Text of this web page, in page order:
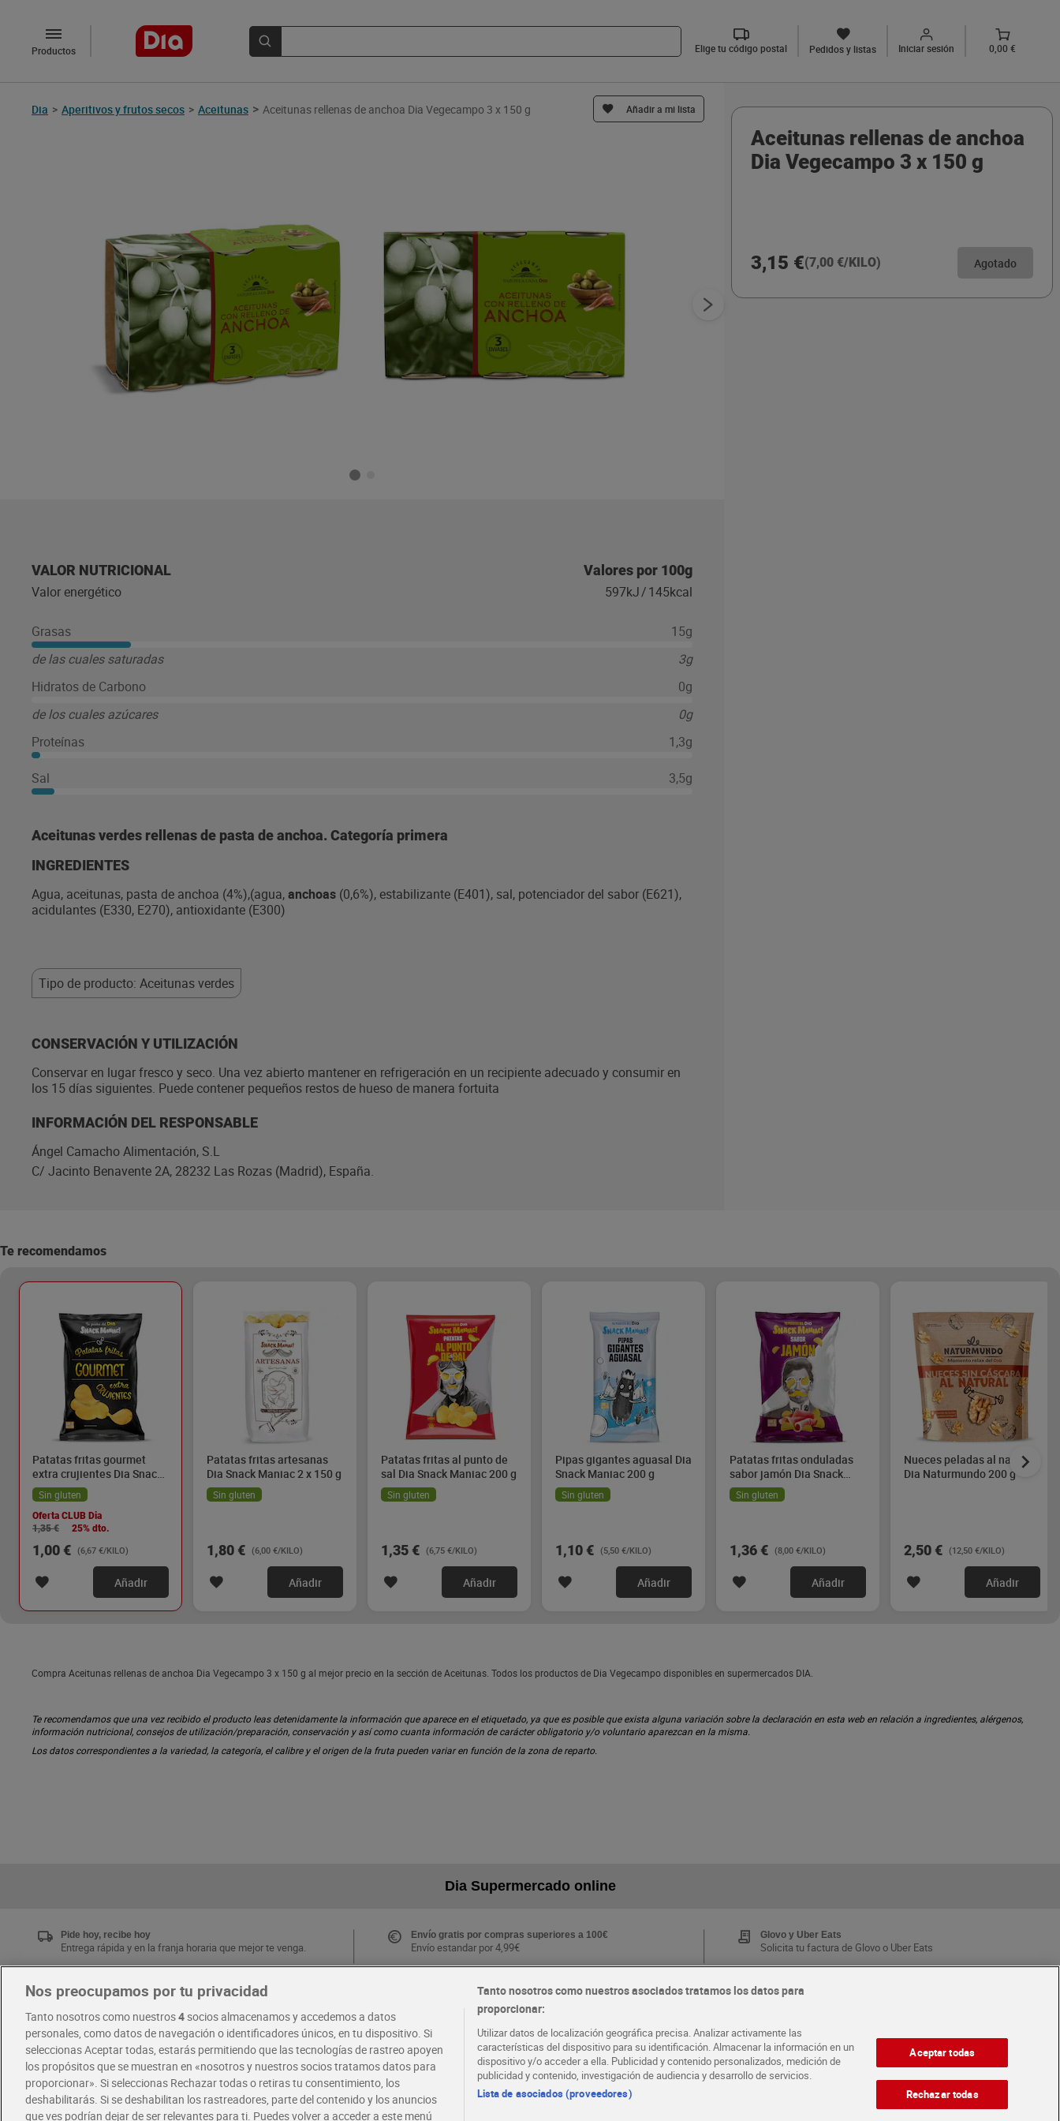
Productos Elige tu código postal Pedidos y listas Iniciar sesión 0,00 €
Dia > Aperitivos y frutos secos > Aceitunas > Aceitunas rellenas de anchoa Dia Vegecampo 3 x 150 g Añadir a mi lista
VALOR NUTRICIONAL Valores por 100g
Valor energético 597kJ/145kcal
Grasas
15g
de las cuales saturadas
3g
Hidratos de Carbono
0g
de los cuales azúcares
0g
Proteínas
1,3g
Sal 3,5g
Aceitunas verdes rellenas de pasta de anchoa. Categoría primera
INGREDIENTES
Agua, aceitunas, pasta de anchoa (4%),(agua,anchoas (0,6%), estabilizante (E401), sal, potenciador del sabor (E621),
acidulantes (E330, E270), antioxidante (E300)
Tipo de producto: Aceitunas verdes
CONSERVACIÓN Y UTILIZACIÓN
Conservar en lugar fresco y seco. Una vez abierto mantener en refrigeración en un recipiente adecuado y consumir en
los 15 días siguientes. Puede contener pequeños restos de hueso de manera fortuita
INFORMACIÓN DEL RESPONSABLE
Ángel Camacho Alimentación, S.L
C/ Jacinto Benavente 2A, 28232 Las Rozas (Madrid), España.
Aceitunas rellenas de anchoa
Dia Vegecampo 3 x 150 g
3,15 €(7,00 €/KILO) Agotado
Te recomendamos
Patatas fritas gourmet
extra crujientes Dia Snack
Maniac 150 g
Sin gluten
Oferta CLUB Dia
1,35 €
25% dto.
1,00 € (6,67 €/KILO)
Añadir
Patatas fritas artesanas
Dia Snack Maniac 2 x 150 g
Sin gluten
1,80 € (6,00 €/KILO)
Añadir
Patatas fritas al punto de
sal Dia Snack Maniac 200 g
Sin gluten
1,35 € (6,75 €/KILO)
Añadir
Pipas gigantes aguasal Dia
Snack Maniac 200 g
Sin gluten
1,10 € (5,50 €/KILO)
Añadir
Patatas fritas onduladas
sabor jamón Dia Snack
Maniac 170 g
Sin gluten
1,36 € (8,00 €/KILO)
Añadir
Nueces peladas al natural
Dia Naturmundo 200 g
2,50 € (12,50 €/KILO)
Añadir
Compra Aceitunas rellenas de anchoa Dia Vegecampo 3 x 150 g al mejor precio en la sección de Aceitunas. Todos los productos de Dia Vegecampo disponibles en supermercados DIA.
Te recomendamos que una vez recibido el producto leas detenidamente la información que aparece en el etiquetado, ya que es posible que exista alguna variación sobre la declaración en esta web en relación a ingredientes, alérgenos,
información nutricional, consejos de utilización/preparación, conservación y así como cuanta información de carácter obligatorio y/o voluntario aparezcan en la misma.
Los datos correspondientes a la variedad, la categoría, el calibre y el origen de la fruta pueden variar en función de la zona de reparto.
Dia Supermercado online
Pide hoy, recibe hoy
Entrega rápida y en la franja horaria que mejor te venga.
Envío gratis por compras superiores a 100€
Envío estandar por 4,99€
Glovo y Uber Eats
Solicita tu factura de Glovo o Uber Eats
Disfruta las ventajas y ofertas exclusivas.
Descárgate la APP Dia
Folletos y Tiendas
cercana
¡Solicita tu tarjeta de crédito aquí!
RECETAS · COMER MEJOR CADA DIA · EMPLEO
Nos preocupamos por tu privacidad
Tanto nosotros como nuestros4socios almacenamos y accedemos a datos
personales, como datos de navegación o identificadores únicos, en tu dispositivo. Si
seleccionas Aceptar todas, estarás permitiendo que las tecnologías de rastreo apoyen
los propósitos que se muestran en «nosotros y nuestros socios tratamos datos para
proporcionar». Si seleccionas Rechazar todas o retiras tu consentimiento, los
deshabilitarás. Si se deshabilitan los rastreadores, parte del contenido y los anuncios
que ves podrían dejar de ser relevantes para ti. Puedes volver a acceder a este menú
Tanto nosotros como nuestros asociados tratamos los datos para
proporcionar:
Utilizar datos de localización geográfica precisa. Analizar activamente las
características del dispositivo para su identificación. Almacenar la información en un
dispositivo y/o acceder a ella. Publicidad y contenido personalizados, medición de
publicidad y contenido, investigación de audiencia y desarrollo de servicios.
Lista de asociados (proveedores)
Aceptar todas
Rechazar todas